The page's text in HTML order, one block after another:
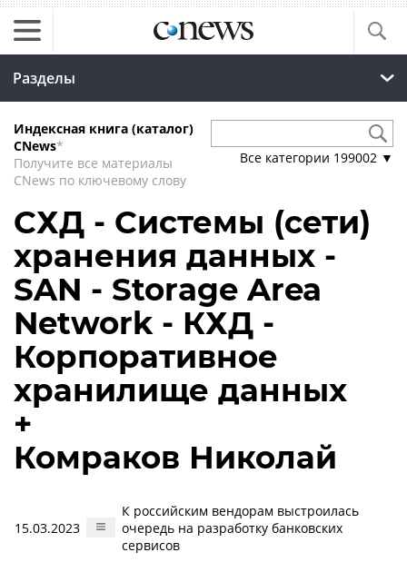
Разделы
Индексная книга (каталог)
CNews*
Получите все материалы
CNews по ключевому слову
Все категории 199002 ▼
СХД - Системы (сети)
хранения данных -
SAN - Storage Area
Network - КХД -
Корпоративное
хранилище данных
+
Комраков Николай
15.03.2023
К российским вендорам выстроилась
очередь на разработку банковских
сервисов